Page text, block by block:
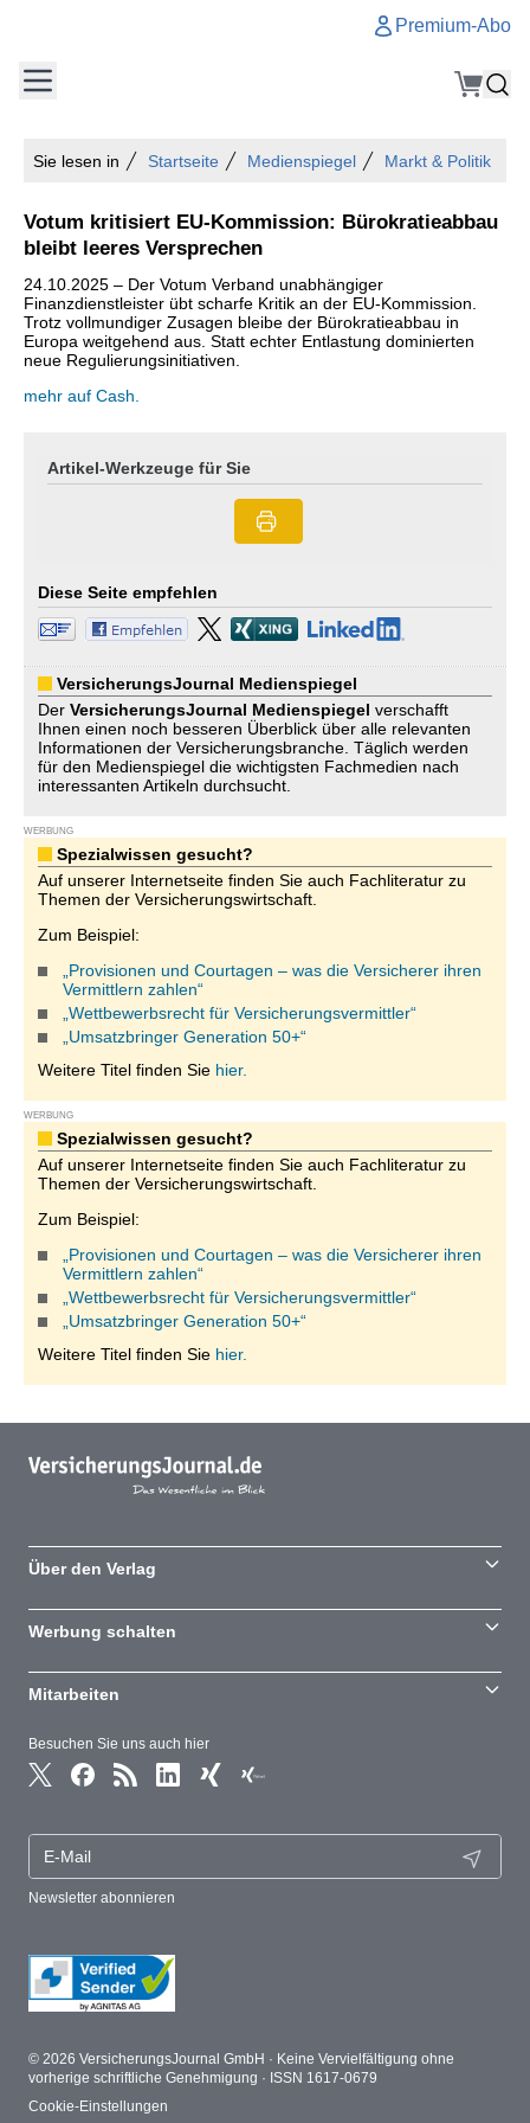
Premium-Abo
Sie lesen in Startseite Medienspiegel Markt & Politik
Votum kritisiert EU-Kommission: Bürokratieabbau
bleibt leeres Versprechen
24.10.2025 – Der Votum Verband unabhängiger
Finanzdienstleister übt scharfe Kritik an der EU-Kommission.
Trotz vollmundiger Zusagen bleibe der Bürokratieabbau in
Europa weitgehend aus. Statt echter Entlastung dominierten
neue Regulierungsinitiativen.
mehr auf Cash.
Artikel-Werkzeuge für Sie
Diese Seite empfehlen
VersicherungsJournal Medienspiegel
Der VersicherungsJournal Medienspiegel verschafft
Ihnen einen noch besseren Überblick über alle relevanten
Informationen der Versicherungsbranche. Täglich werden
für den Medienspiegel die wichtigsten Fachmedien nach
interessanten Artikeln durchsucht.
WERBUNG
Spezialwissen gesucht?
Auf unserer Internetseite finden Sie auch Fachliteratur zu
Themen der Versicherungswirtschaft.
Zum Beispiel:
„Provisionen und Courtagen – was die Versicherer ihren
Vermittlern zahlen“
„Wettbewerbsrecht für Versicherungsvermittler“
„Umsatzbringer Generation 50+“
Weitere Titel finden Sie hier.
WERBUNG
Spezialwissen gesucht?
Auf unserer Internetseite finden Sie auch Fachliteratur zu
Themen der Versicherungswirtschaft.
Zum Beispiel:
„Provisionen und Courtagen – was die Versicherer ihren
Vermittlern zahlen“
„Wettbewerbsrecht für Versicherungsvermittler“
„Umsatzbringer Generation 50+“
Weitere Titel finden Sie hier.
Besuchen Sie uns auch hier
Newsletter abonnieren
Über den Verlag
Werbung schalten
Mitarbeiten
© 2026 VersicherungsJournal GmbH · Keine Vervielfältigung ohne
vorherige schriftliche Genehmigung · ISSN 1617-0679
Cookie-Einstellungen